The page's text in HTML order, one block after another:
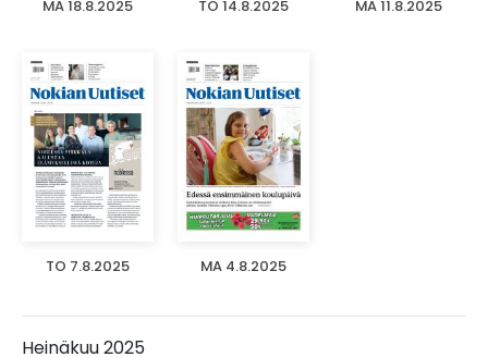
MA 18.8.2025 TO 14.8.2025 MA 11.8.2025
TO 7.8.2025 MA 4.8.2025
Heinäkuu 2025